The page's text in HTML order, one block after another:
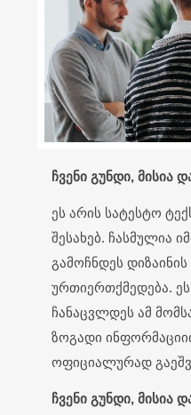
ჩვენი გუნდი, მისია
ეს არის სატესტო
შესახებ. ჩასმულია
გამოჩნდეს
ურთიერთქმედება.
ჩანაცვლდეს ამ
ზოგადი
ოფიციალურად
ჩვენი გუნდი, მისია